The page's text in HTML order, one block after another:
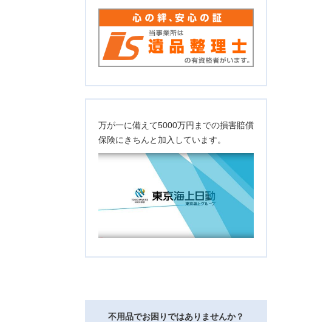
万が一に備えて5000万円までの損害賠償
保険にきちんと加入しています。
不用品でお困りではありませんか？